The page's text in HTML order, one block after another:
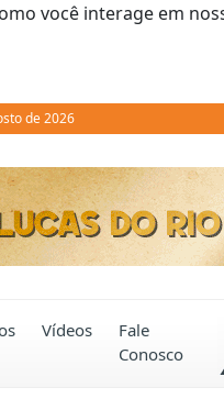
você interage em
de 2026
Vídeos
Fale
Conosco